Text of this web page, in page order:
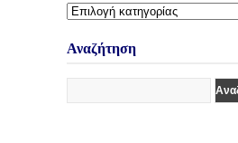
Διάφορες
Άρθρων
Αναζήτηση